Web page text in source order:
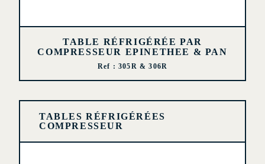
TABLE RÉFRIGÉRÉE PAR
COMPRESSEUR EPINETHEE & PAN
Ref : 305R & 306R
TABLES RÉFRIGÉRÉES
COMPRESSEUR